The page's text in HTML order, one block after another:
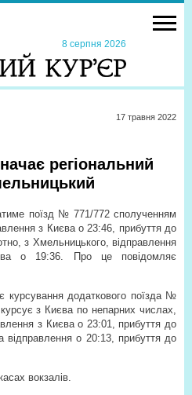
8 серпня 2026
17 травня 2022
регіональний
поїзд № 771/772 сполученням
з Києва о 23:46, прибуття до
з Хмельницького, відправлення
о 19:36. Про це повідомляє
курсування додаткового поїзда №
з Києва по непарних числах,
з Києва о 23:01, прибуття до
о 20:13, прибуття до
вокзалів.